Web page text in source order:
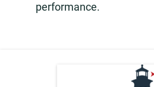
performance.